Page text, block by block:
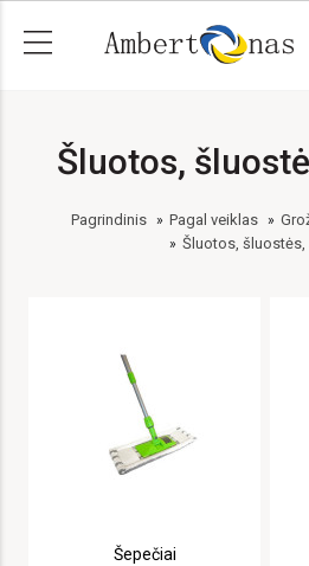
Šluotos,
Pagrindinis Pagal veiklas
Šluotos,
Šepečiai